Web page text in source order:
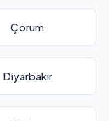
Çorum
Diyarbakır